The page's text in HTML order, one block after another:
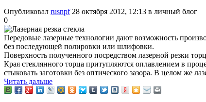
Опубликовал rusnpf 28 октября 2012, 12:13 в личный блог
0
Передовые лазерные технологии дают возможность
без последующей полировки или шлифовки.
Поверхность полученного посредством лазерной резки
Края стеклянного торца притупляются оплавлением в
стыковать заготовки без оптического зазора. В целом же
Читать дальше